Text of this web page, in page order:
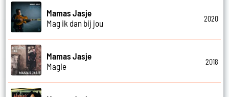
Mamas Jasje
Mag ik dan bij jou
2020
Mamas Jasje
Magie
2018